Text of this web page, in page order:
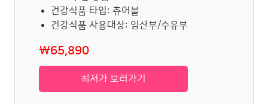
건강식품 타입: 츄어블
건강식품 사용대상: 임산부/수유부
₩65,890
최저가 보러가기